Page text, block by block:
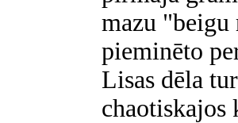
mazu
pieminēto
Lisas dēla
chaotiskajos